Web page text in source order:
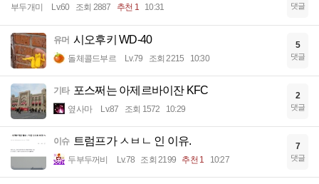
부두개미 Lv.60 조회 2887 추천 1 10:31 댓글
유머 시오후키 WD-40
돌체콜드부르 Lv.79 조회 2215 10:30
5
댓글
기타 포스쩌는 아제르바이잔 KFC
옆사마 Lv.87 조회 1572 10:29
2
댓글
이슈 트럼프가 ㅅㅂㄴ 인 이유.
두부두꺼비 Lv.78 조회 2199 추천 1 10:27
7
댓글